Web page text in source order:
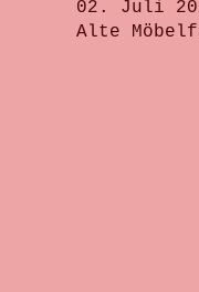
02. Juli
Alte